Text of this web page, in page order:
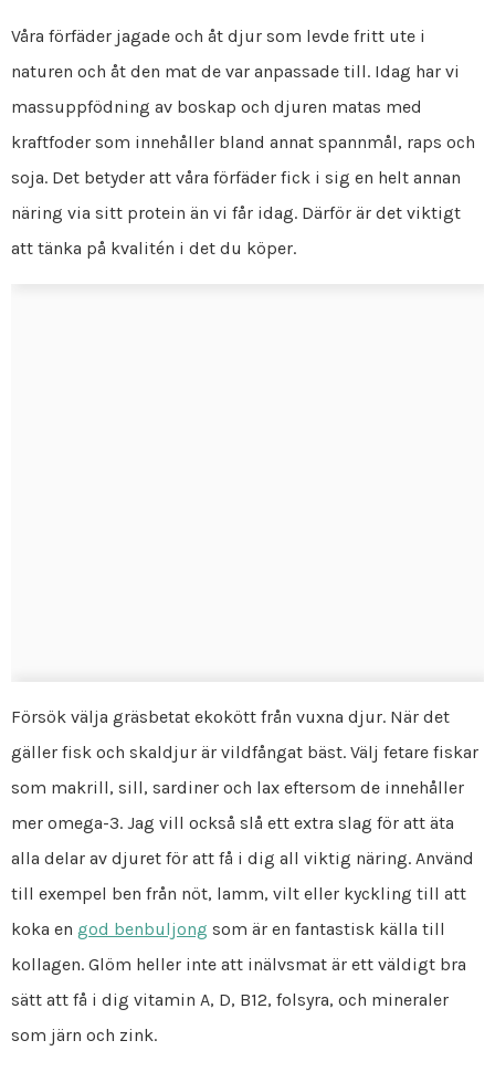
Våra förfäder jagade och åt djur som levde fritt ute i
naturen och åt den mat de var anpassade till. Idag har vi
massuppfödning av boskap och djuren matas med
kraftfoder som innehåller bland annat spannmål, raps och
soja. Det betyder att våra förfäder fick i sig en helt annan
näring via sitt protein än vi får idag. Därför är det viktigt
att tänka på kvalitén i det du köper.
Försök välja gräsbetat ekokött från vuxna djur. När det
gäller fisk och skaldjur är vildfångat bäst. Välj fetare fiskar
som makrill, sill, sardiner och lax eftersom de innehåller
mer omega-3. Jag vill också slå ett extra slag för att äta
alla delar av djuret för att få i dig all viktig näring. Använd
till exempel ben från nöt, lamm, vilt eller kyckling till att
koka en god benbuljong som är en fantastisk källa till
kollagen. Glöm heller inte att inälvsmat är ett väldigt bra
sätt att få i dig vitamin A, D, B12, folsyra, och mineraler
som järn och zink.